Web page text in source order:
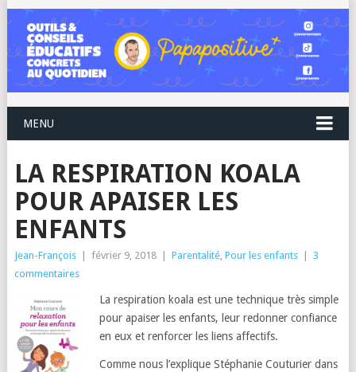
MENU
LA RESPIRATION KOALA
POUR APAISER LES
ENFANTS
Jean-François février 9, 2018 Parentalité, Pour les enfants
3
commentaires
La respiration koala est une technique très simple
pour apaiser les enfants, leur redonner confiance
en eux et renforcer les liens affectifs.
Comme nous l’explique Stéphanie Couturier dans